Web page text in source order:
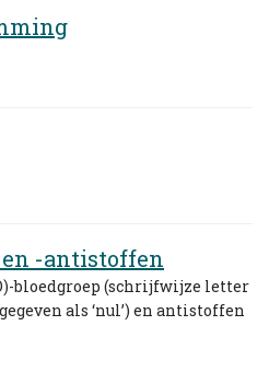
en -antistoffen
bloedgroep (schrijfwijze letter
als ‘nul’) en antistoffen